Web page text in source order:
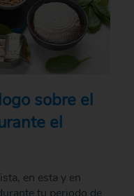
sobre el
el
en esta y en